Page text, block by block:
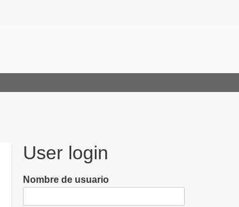
User login
Nombre de usuario